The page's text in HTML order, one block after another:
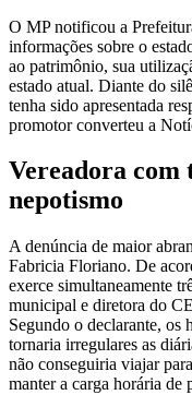
O MP notificou a
informações sobre o
ao patrimônio, sua
estado atual. Diante do
tenha sido apresentada
promotor converteu a
Vereadora com
nepotismo
A denúncia de maior
Fabricia Floriano. De
exerce simultaneamente
municipal e diretora do
Segundo o declarante, os
tornaria irregulares as
não conseguiria viajar
manter a carga horária de